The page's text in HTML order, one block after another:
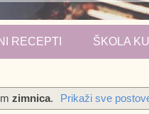
RECEPTI ŠKOLA
zimnica. Prikaži sve